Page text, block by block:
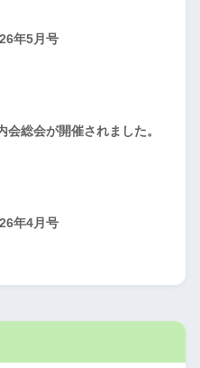
年5月号
会総会が開催されました。
年4月号